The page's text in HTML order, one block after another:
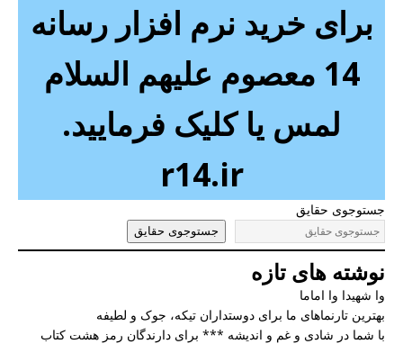
برای خرید نرم افزار رسانه
14 معصوم علیهم السلام
لمس یا کلیک فرمایید.
r14.ir
جستوجوی حقایق
جستوجوی حقایق
نوشته های تازه
وا شهیدا وا اماما
بهترین تارنماهای ما برای دوستداران تیکه، جوک و لطیفه
با شما در شادی و غم و اندیشه *** برای دارندگان رمز هشت کتاب